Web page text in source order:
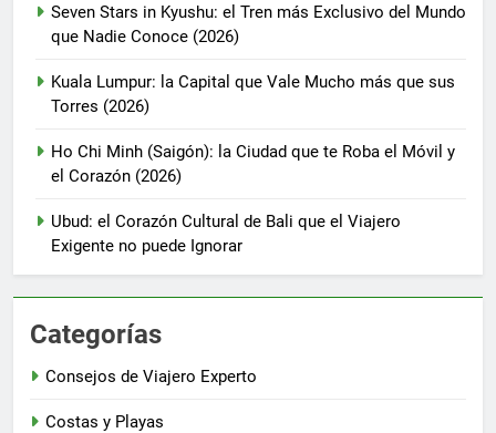
Seven Stars in Kyushu: el Tren más Exclusivo del Mundo
que Nadie Conoce (2026)
Kuala Lumpur: la Capital que Vale Mucho más que sus
Torres (2026)
Ho Chi Minh (Saigón): la Ciudad que te Roba el Móvil y
el Corazón (2026)
Ubud: el Corazón Cultural de Bali que el Viajero
Exigente no puede Ignorar
Categorías
Consejos de Viajero Experto
Costas y Playas